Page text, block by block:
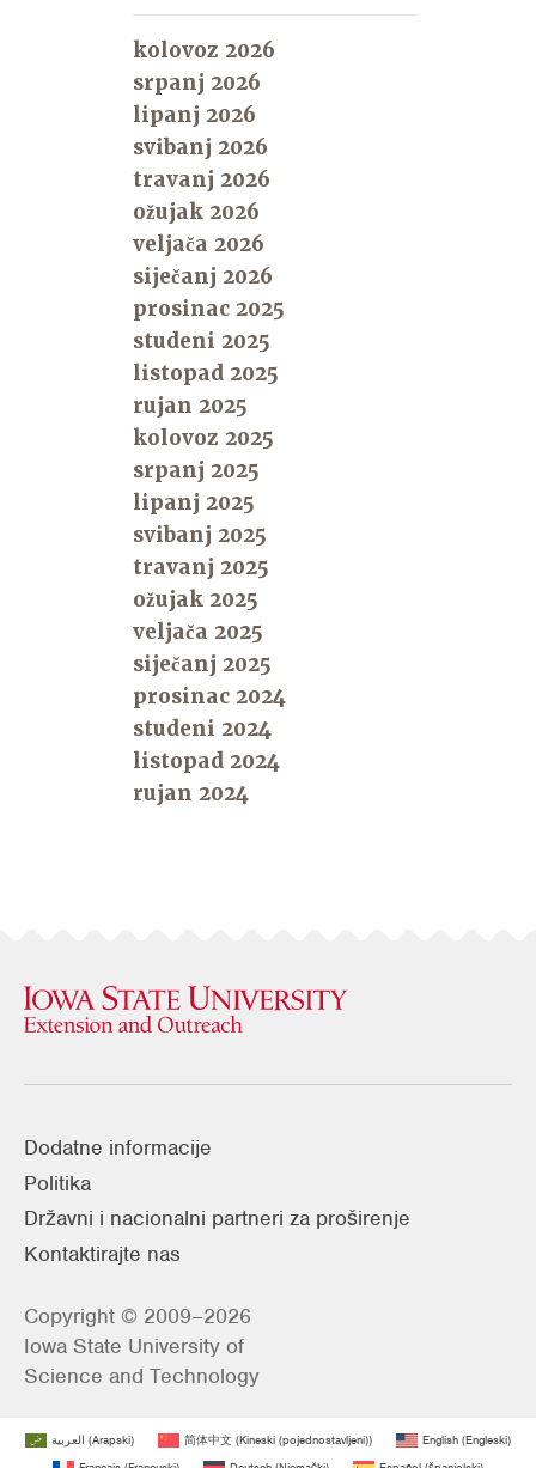
kolovoz 2026
srpanj 2026
lipanj 2026
svibanj 2026
travanj 2026
ožujak 2026
veljača 2026
siječanj 2026
prosinac 2025
studeni 2025
listopad 2025
rujan 2025
kolovoz 2025
srpanj 2025
lipanj 2025
svibanj 2025
travanj 2025
ožujak 2025
veljača 2025
siječanj 2025
prosinac 2024
studeni 2024
listopad 2024
rujan 2024
Dodatne informacije
Politika
Državni i nacionalni partneri za proširenje
Kontaktirajte nas
Copyright © 2009–2026
Iowa State University of
Science and Technology
العربية (Arapski) 简体中文 (Kineski (pojednostavljeni)) English (Engleski)